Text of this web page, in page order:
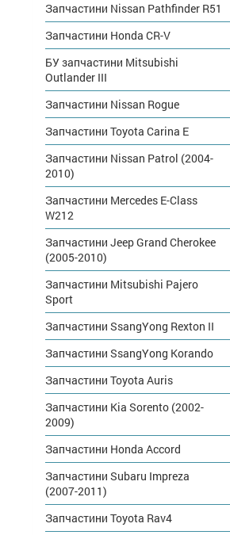
Запчастини Nissan Pathfinder R51
Запчастини Honda CR-V
БУ запчастини Mitsubishi
Outlander III
Запчастини Nissan Rogue
Запчастини Toyota Carina E
Запчастини Nissan Patrol (2004-
2010)
Запчастини Mercedes E-Class
W212
Запчастини Jeep Grand Cherokee
(2005-2010)
Запчастини Mitsubishi Pajero
Sport
Запчастини SsangYong Rexton II
Запчастини SsangYong Korando
Запчастини Toyota Auris
Запчастини Kia Sorento (2002-
2009)
Запчастини Honda Accord
Запчастини Subaru Impreza
(2007-2011)
Запчастини Toyota Rav4